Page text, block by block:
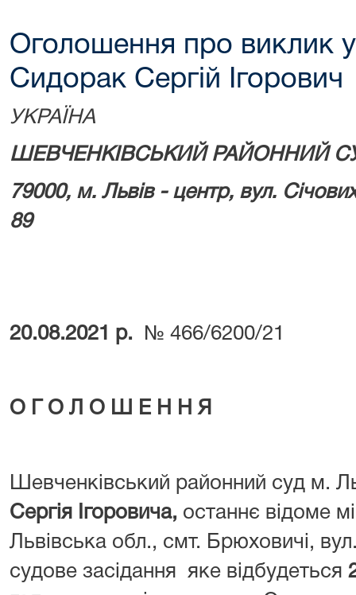
Оголошення про виклик у
Сидорак Сергій Ігорович
УКРАЇНА
ШЕВЧЕНКІВСЬКИЙ РАЙОННИЙ
79000, м. Львів - центр, вул.
89
20.08.2021 р. № 466/6200/21
О Г О Л О Ш Е Н Н Я
Шевченківський районний суд м.
Сергія Ігоровича, останнє відоме
Львівська обл., смт. Брюховичі,
судове засідання яке відбудеться